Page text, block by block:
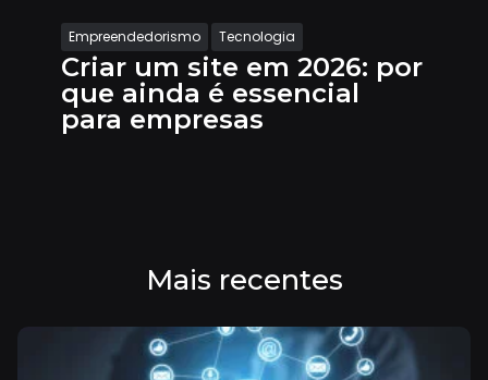
Empreendedorismo Tecnologia
Criar um site em 2026: por
que ainda é essencial
para empresas
Mais recentes